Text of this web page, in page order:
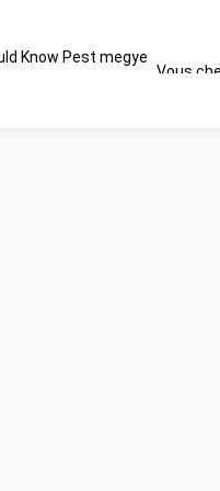
Know Pest megye
Vous